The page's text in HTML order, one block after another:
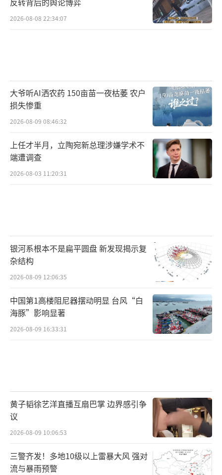
2026-08-08 22:34:07
大爷听AI洒农药 150亩苗一夜枯萎 农户
损失惨重
2026-08-09 08:46:32
上任才半月，立陶宛新总理涉嫌学术不
端遭调查
2026-08-03 11:20:31
银河系根本不是扁平圆盘 新发现揭示复
杂结构
2026-08-09 12:06:35
中国第1高楼阻尼器摆动明显 台风“白
海豚”影响显著
2026-08-09 16:33:31
黄子韬徐艺洋直播互扇巴掌 边界感引争
议
2026-08-09 10:06:53
三警齐发！多地10级以上雷暴大风 强对
流与暴雨预警